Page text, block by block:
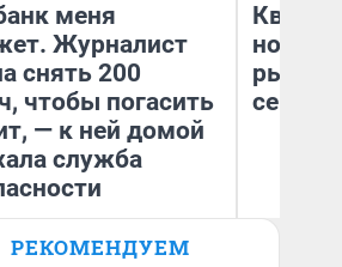
меня
Журналист
снять 200
чтобы погасить
— к ней домой
служба
Ксения Владимирская
но
рынок
РЕКОМЕНДУЕМ